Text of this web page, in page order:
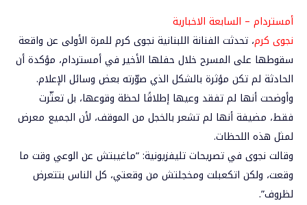
أمستردام – السابعة الاخبارية
نجوى كرم، تحدثت الفنانة اللبنانية نجوى كرم للمرة الأولى عن واقعة
سقوطها على المسرح خلال حفلها الأخير في أمستردام، مؤكدة أن
الحادثة لم تكن مؤثرة بالشكل الذي صوّرته بعض وسائل الإعلام.
وأوضحت أنها لم تفقد وعيها إطلاقًا لحظة وقوعها، بل تعثّرت
فقط، مضيفة أنها لم تشعر بالخجل من الموقف، لأن الجميع معرض
لمثل هذه اللحظات.
وقالت نجوى في تصريحات تليفزيونية: “ماغيبتش عن الوعي وقت ما
وقعت، ولكن اتكعبلت ومخجلتش من وقعتي، كل الناس بتتعرض
لظروف”.